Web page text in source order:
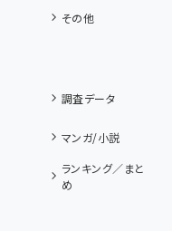
その他
調査データ
マンガ/小説
ランキング／まと
め